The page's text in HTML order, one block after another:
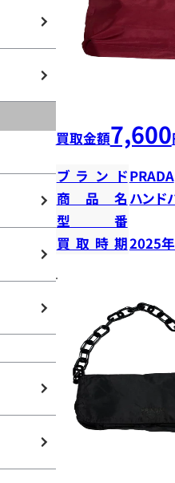
買取金額7,600
ブランドPRADA
商品名 ハンド
型番
買取時期2025